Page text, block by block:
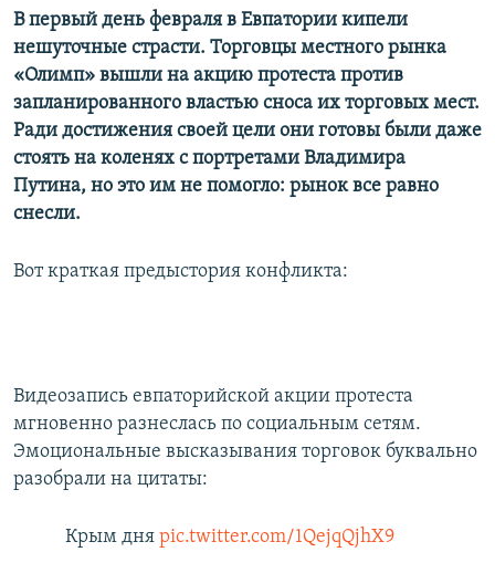
Все сайты RFE/RL
В первый день февраля в Евпатории кипели
нешуточные страсти. Торговцы местного рынка
«Олимп» вышли на акцию протеста против
запланированного властью сноса их торговых мест.
Ради достижения своей цели они готовы были даже
стоять на коленях с портретами Владимира
Путина, но это им не помогло: рынок все равно
снесли.
Вот краткая предыстория конфликта:
Видеозапись евпаторийской акции протеста
мгновенно разнеслась по социальным сетям.
Эмоциональные высказывания торговок буквально
разобрали на цитаты:
Крым дня pic.twitter.com/1QejqQjhX9